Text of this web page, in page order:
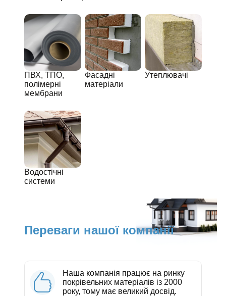
ПВХ, ТПО,
полімерні
мембрани
Фасадні
матеріали
Утеплювачі
Водостічні
системи
Переваги нашої компанії
Наша компанія працює на ринку
покрівельних матеріалів із 2000
року, тому має великий досвід.